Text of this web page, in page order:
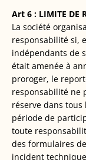
Art 6 : LIMITE DE
La société
responsabilité si,
indépendants de
était amenée à
proroger, le
responsabilité ne
réserve dans
période de
toute
des formulaires
incident